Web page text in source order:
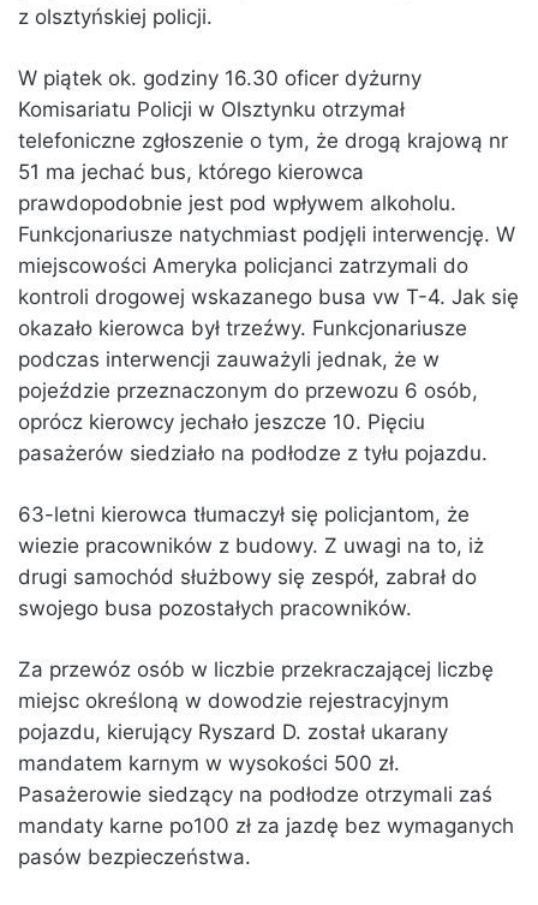
z olsztyńskiej policji.
W piątek ok. godziny 16.30 oficer dyżurny
Komisariatu Policji w Olsztynku otrzymał
telefoniczne zgłoszenie o tym, że drogą krajową nr
51 ma jechać bus, którego kierowca
prawdopodobnie jest pod wpływem alkoholu.
Funkcjonariusze natychmiast podjęli interwencję. W
miejscowości Ameryka policjanci zatrzymali do
kontroli drogowej wskazanego busa vw T-4. Jak się
okazało kierowca był trzeźwy. Funkcjonariusze
podczas interwencji zauważyli jednak, że w
pojeździe przeznaczonym do przewozu 6 osób,
oprócz kierowcy jechało jeszcze 10. Pięciu
pasażerów siedziało na podłodze z tyłu pojazdu.
63-letni kierowca tłumaczył się policjantom, że
wiezie pracowników z budowy. Z uwagi na to, iż
drugi samochód służbowy się zespół, zabrał do
swojego busa pozostałych pracowników.
Za przewóz osób w liczbie przekraczającej liczbę
miejsc określoną w dowodzie rejestracyjnym
pojazdu, kierujący Ryszard D. został ukarany
mandatem karnym w wysokości 500 zł.
Pasażerowie siedzący na podłodze otrzymali zaś
mandaty karne po100 zł za jazdę bez wymaganych
pasów bezpieczeństwa.